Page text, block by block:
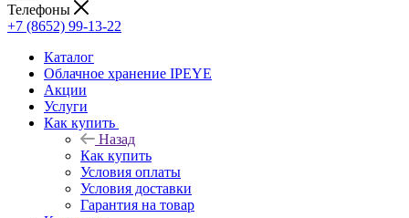
Телефоны
+7 (8652) 99-13-22
Каталог
Облачное хранение IPEYE
Акции
Услуги
Как купить
Назад
Как купить
Условия оплаты
Условия доставки
Гарантия на товар